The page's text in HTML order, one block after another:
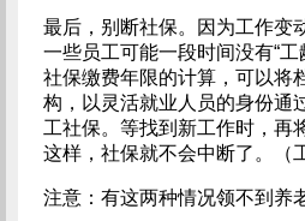
最后，别断社保。因为工作变
一些员工可能一段时间没有“工
社保缴费年限的计算，可以将
构，以灵活就业人员的身份通
工社保。等找到新工作时，再
这样，社保就不会中断了。（
注意：有这两种情况领不到养